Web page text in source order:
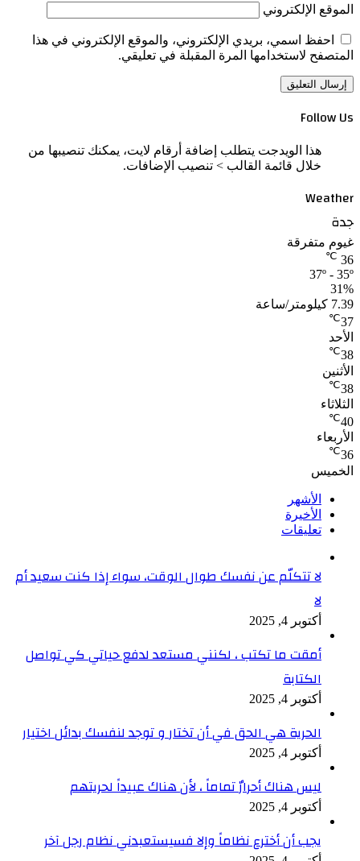
الموقع الإلكتروني
احفظ اسمي، بريدي الإلكتروني، والموقع الإلكتروني في هذا
المتصفح لاستخدامها المرة المقبلة في تعليقي.
Follow Us
هذا الويدجت يتطلب إضافة أرقام لايت، يمكنك تنصيبها من
خلال قائمة القالب > تنصيب الإضافات.
Weather
جدة
غيوم متفرقة
36
℃
37º - 35º
31%
7.39 كيلومتر/ساعة
37
℃
الأحد
38
℃
الأثنين
38
℃
الثلاثاء
40
℃
الأربعاء
36
℃
الخميس
الأشهر
الأخيرة
تعليقات
لا تتكلّم عن نفسك طوال الوقت، سواء إذا كنت سعيد أم
لا
أكتوبر 4, 2025
أمقت ما تكتب ، لكنني مستعد لدفع حياتي كي تواصل
الكتابة
أكتوبر 4, 2025
الحرية هي الحق في أن تختار و توجد لنفسك بدائل اختيار
أكتوبر 4, 2025
ليس هناك أحرارٌ تماماً ، لأن هناك عبيداً لحريتهم
أكتوبر 4, 2025
يجب أن أخترع نظاماً وإلا فسيستعبدني نظام رجل آخر